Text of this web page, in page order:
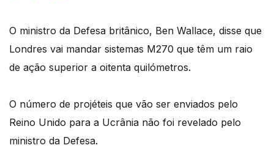
O ministro da Defesa britânico, Ben Wallace, disse que
Londres vai mandar sistemas M270 que têm um raio
de ação superior a oitenta quilómetros.
O número de projéteis que vão ser enviados pelo
Reino Unido para a Ucrânia não foi revelado pelo
ministro da Defesa.